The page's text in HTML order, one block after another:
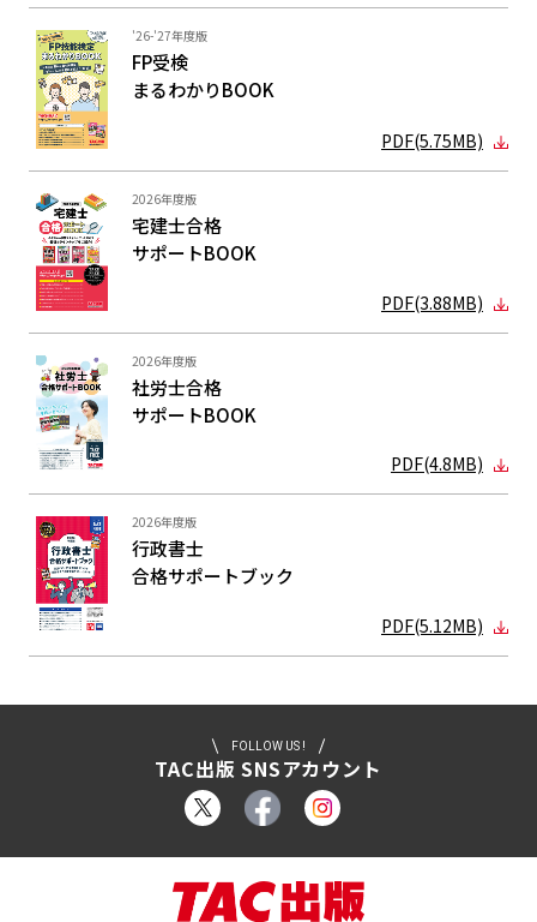
'26-'27年度版
FP受検
まるわかりBOOK
PDF(5.75MB)
2026年度版
宅建士合格
サポートBOOK
PDF(3.88MB)
2026年度版
社労士合格
サポートBOOK
PDF(4.8MB)
2026年度版
行政書士
合格サポートブック
PDF(5.12MB)
FOLLOW US !
TAC出版 SNSアカウント